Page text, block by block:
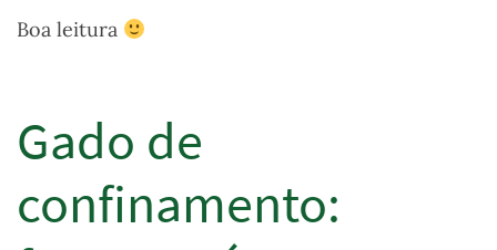
Boa leitura
Gado de
confinamento: